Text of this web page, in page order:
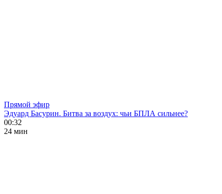
Прямой эфир
Эдуард Басурин. Битва за воздух: чьи БПЛА сильнее?
00:32
24 мин